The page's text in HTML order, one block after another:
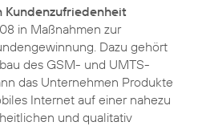
in Maßnahmen zur
Dazu gehört
des GSM- und UMTS-
das Unternehmen Produkte
Internet auf einer nahezu
und qualitativ